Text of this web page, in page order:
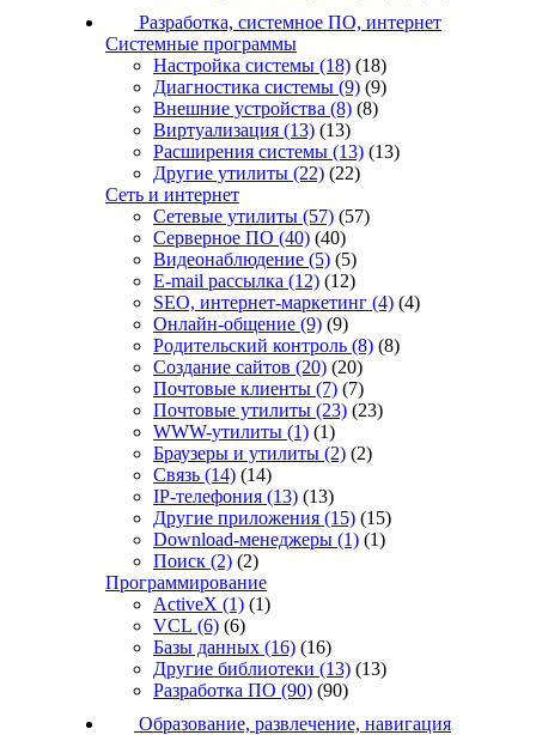
Разработка, системное ПО, интернет
Системные программы
Настройка системы (18) (18)
Диагностика системы (9) (9)
Внешние устройства (8) (8)
Виртуализация (13) (13)
Расширения системы (13) (13)
Другие утилиты (22) (22)
Сеть и интернет
Сетевые утилиты (57) (57)
Серверное ПО (40) (40)
Видеонаблюдение (5) (5)
E-mail рассылка (12) (12)
SEO, интернет-маркетинг (4) (4)
Онлайн-общение (9) (9)
Родительский контроль (8) (8)
Создание сайтов (20) (20)
Почтовые клиенты (7) (7)
Почтовые утилиты (23) (23)
WWW-утилиты (1) (1)
Браузеры и утилиты (2) (2)
Связь (14) (14)
IP-телефония (13) (13)
Другие приложения (15) (15)
Download-менеджеры (1) (1)
Поиск (2) (2)
Программирование
ActiveX (1) (1)
VCL (6) (6)
Базы данных (16) (16)
Другие библиотеки (13) (13)
Разработка ПО (90) (90)
Образование, развлечение, навигация